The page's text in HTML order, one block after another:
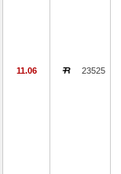
11.06 23525